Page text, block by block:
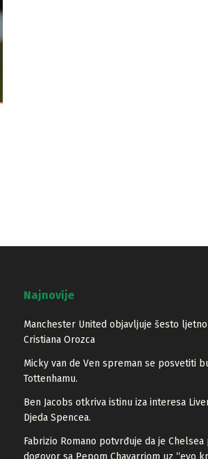
Najnovije
Manchester United objavljuje šesto
Cristiana Orozca
Micky van de Ven spreman se posvetiti
Tottenhamu.
Ben Jacobs otkriva istinu iza interesa
Djeda Spencea.
Fabrizio Romano potvrđuje da je Chelsea
dogovor sa Pepom Chavarriom uz “evo